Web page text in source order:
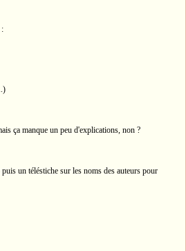
:
ça manque un peu d'explications, non ?
un téléstiche sur les noms des auteurs pour